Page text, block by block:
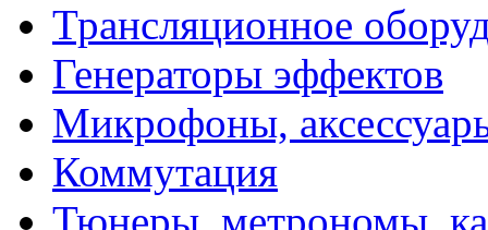
Трансляционное
Генераторы эффектов
Микрофоны,
Коммутация